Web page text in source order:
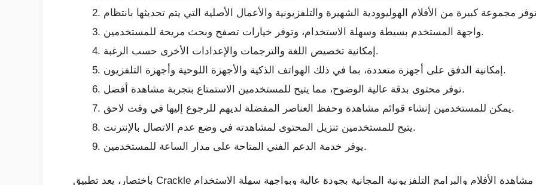
واجهة المستخدم بسيطة وسهلة الاستخدام، وتوفر خيارات تصفح وبحث مريحة للمستخدمين.
إمكانية تخصيص اللغة والترجمات والإعدادات الأخرى حسب الرغبة.
إمكانية الدفق على أجهزة متعددة، بما في ذلك الهواتف الذكية والأجهزة اللوحية وأجهزة التلفزيون.
توفر محتوى بدقة عالية الوضوح، مما يتيح للمستخدمين الاستمتاع بتجربة مشاهدة أفضل.
يمكن للمستخدمين إنشاء قوائم مشاهدة وحفظ العناصر المفضلة لديهم للرجوع إليها في وقت لاحق.
يتيح للمستخدمين تنزيل المحتوى لمشاهدته في وضع عدم الاتصال بالإنترنت.
يوفر خدمة الدعم الفني المتاحة على مدار الساعة للمستخدمين.